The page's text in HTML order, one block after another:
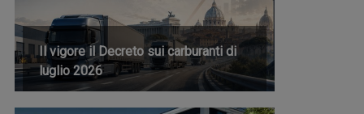
Il vigore il Decreto sui carburanti di
luglio 2026